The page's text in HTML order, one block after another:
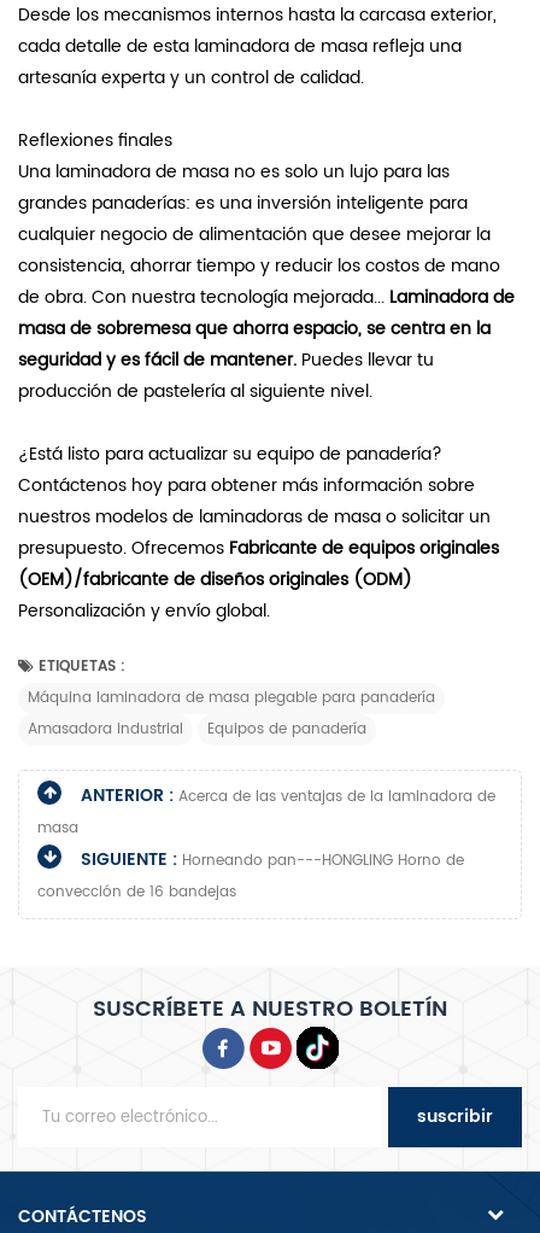
Desde los mecanismos internos hasta la carcasa exterior,
cada detalle de esta laminadora de masa refleja una
artesanía experta y un control de calidad.
Reflexiones finales
Una laminadora de masa no es solo un lujo para las
grandes panaderías: es una inversión inteligente para
cualquier negocio de alimentación que desee mejorar la
consistencia, ahorrar tiempo y reducir los costos de mano
de obra. Con nuestra tecnología mejorada... Laminadora de
masa de sobremesa que ahorra espacio, se centra en la
seguridad y es fácil de mantener. Puedes llevar tu
producción de pastelería al siguiente nivel.
¿Está listo para actualizar su equipo de panadería?
Contáctenos hoy para obtener más información sobre
nuestros modelos de laminadoras de masa o solicitar un
presupuesto. Ofrecemos Fabricante de equipos originales
(OEM)/fabricante de diseños originales (ODM)
Personalización y envío global.
ETIQUETAS :
Máquina laminadora de masa plegable para panadería
Amasadora industrial
Equipos de panadería
ANTERIOR : Acerca de las ventajas de la laminadora de
masa
SIGUIENTE : Horneando pan---HONGLING Horno de
convección de 16 bandejas
SUSCRÍBETE A NUESTRO BOLETÍN
suscribir
CONTÁCTENOS